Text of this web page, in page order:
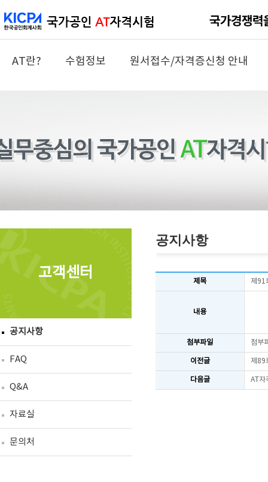
AT란? 수험정보 원서접수/자격증신청 안내
고객센터
공지사항
FAQ
Q&A
자료실
문의처
공지사항
제목 제91
내용
첨부파일 첨부
이전글 제89
다음글 AT자